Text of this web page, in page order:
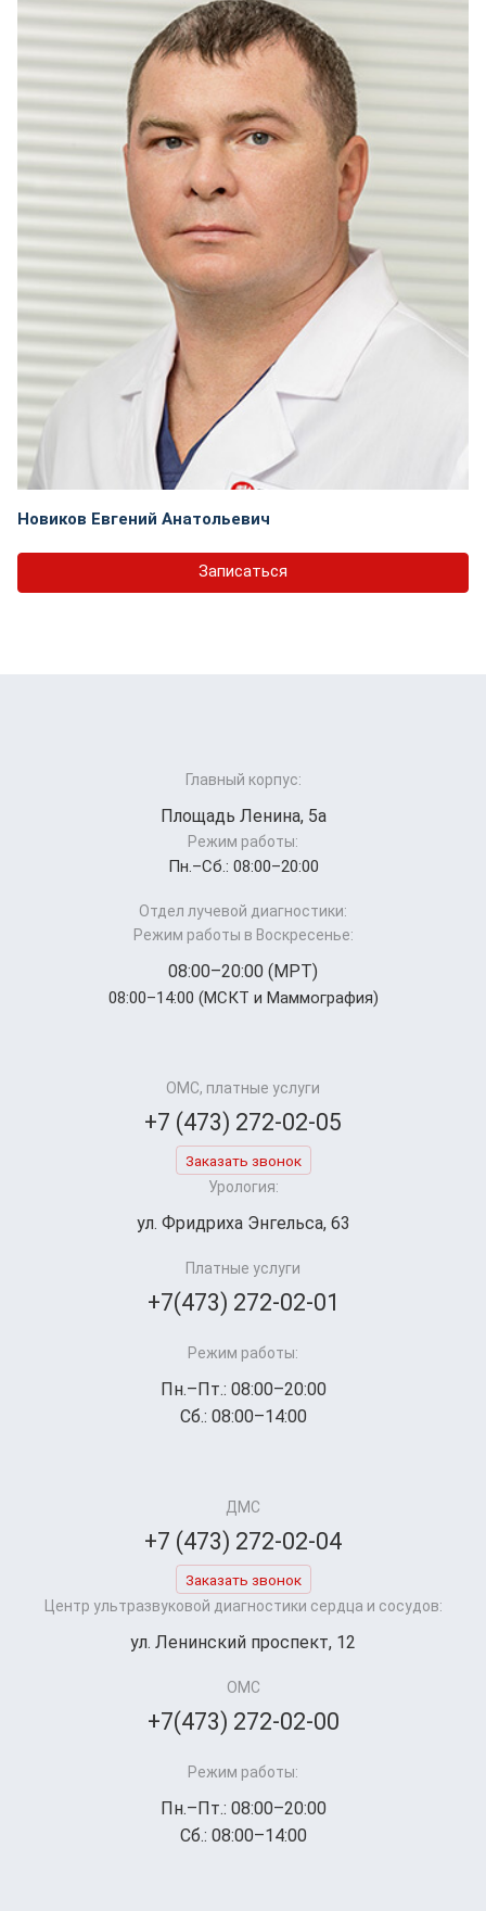
Новиков Евгений Анатольевич
Записаться
Главный корпус:
Площадь Ленина, 5а
Режим работы:
Пн.–Cб.: 08:00–20:00
Отдел лучевой диагностики:
Режим работы в Воскресенье:
08:00–20:00 (МРТ)
08:00–14:00 (МСКТ и Маммография)
ОМС, платные услуги
+7 (473) 272-02-05
Заказать звонок
Урология:
ул. Фридриха Энгельса, 63
Платные услуги
+7(473) 272-02-01
Режим работы:
Пн.–Пт.: 08:00–20:00
Сб.: 08:00–14:00
ДМС
+7 (473) 272-02-04
Заказать звонок
Центр ультразвуковой диагностики сердца и сосудов:
ул. Ленинский проспект, 12
ОМС
+7(473) 272-02-00
Режим работы:
Пн.–Пт.: 08:00–20:00
Сб.: 08:00–14:00